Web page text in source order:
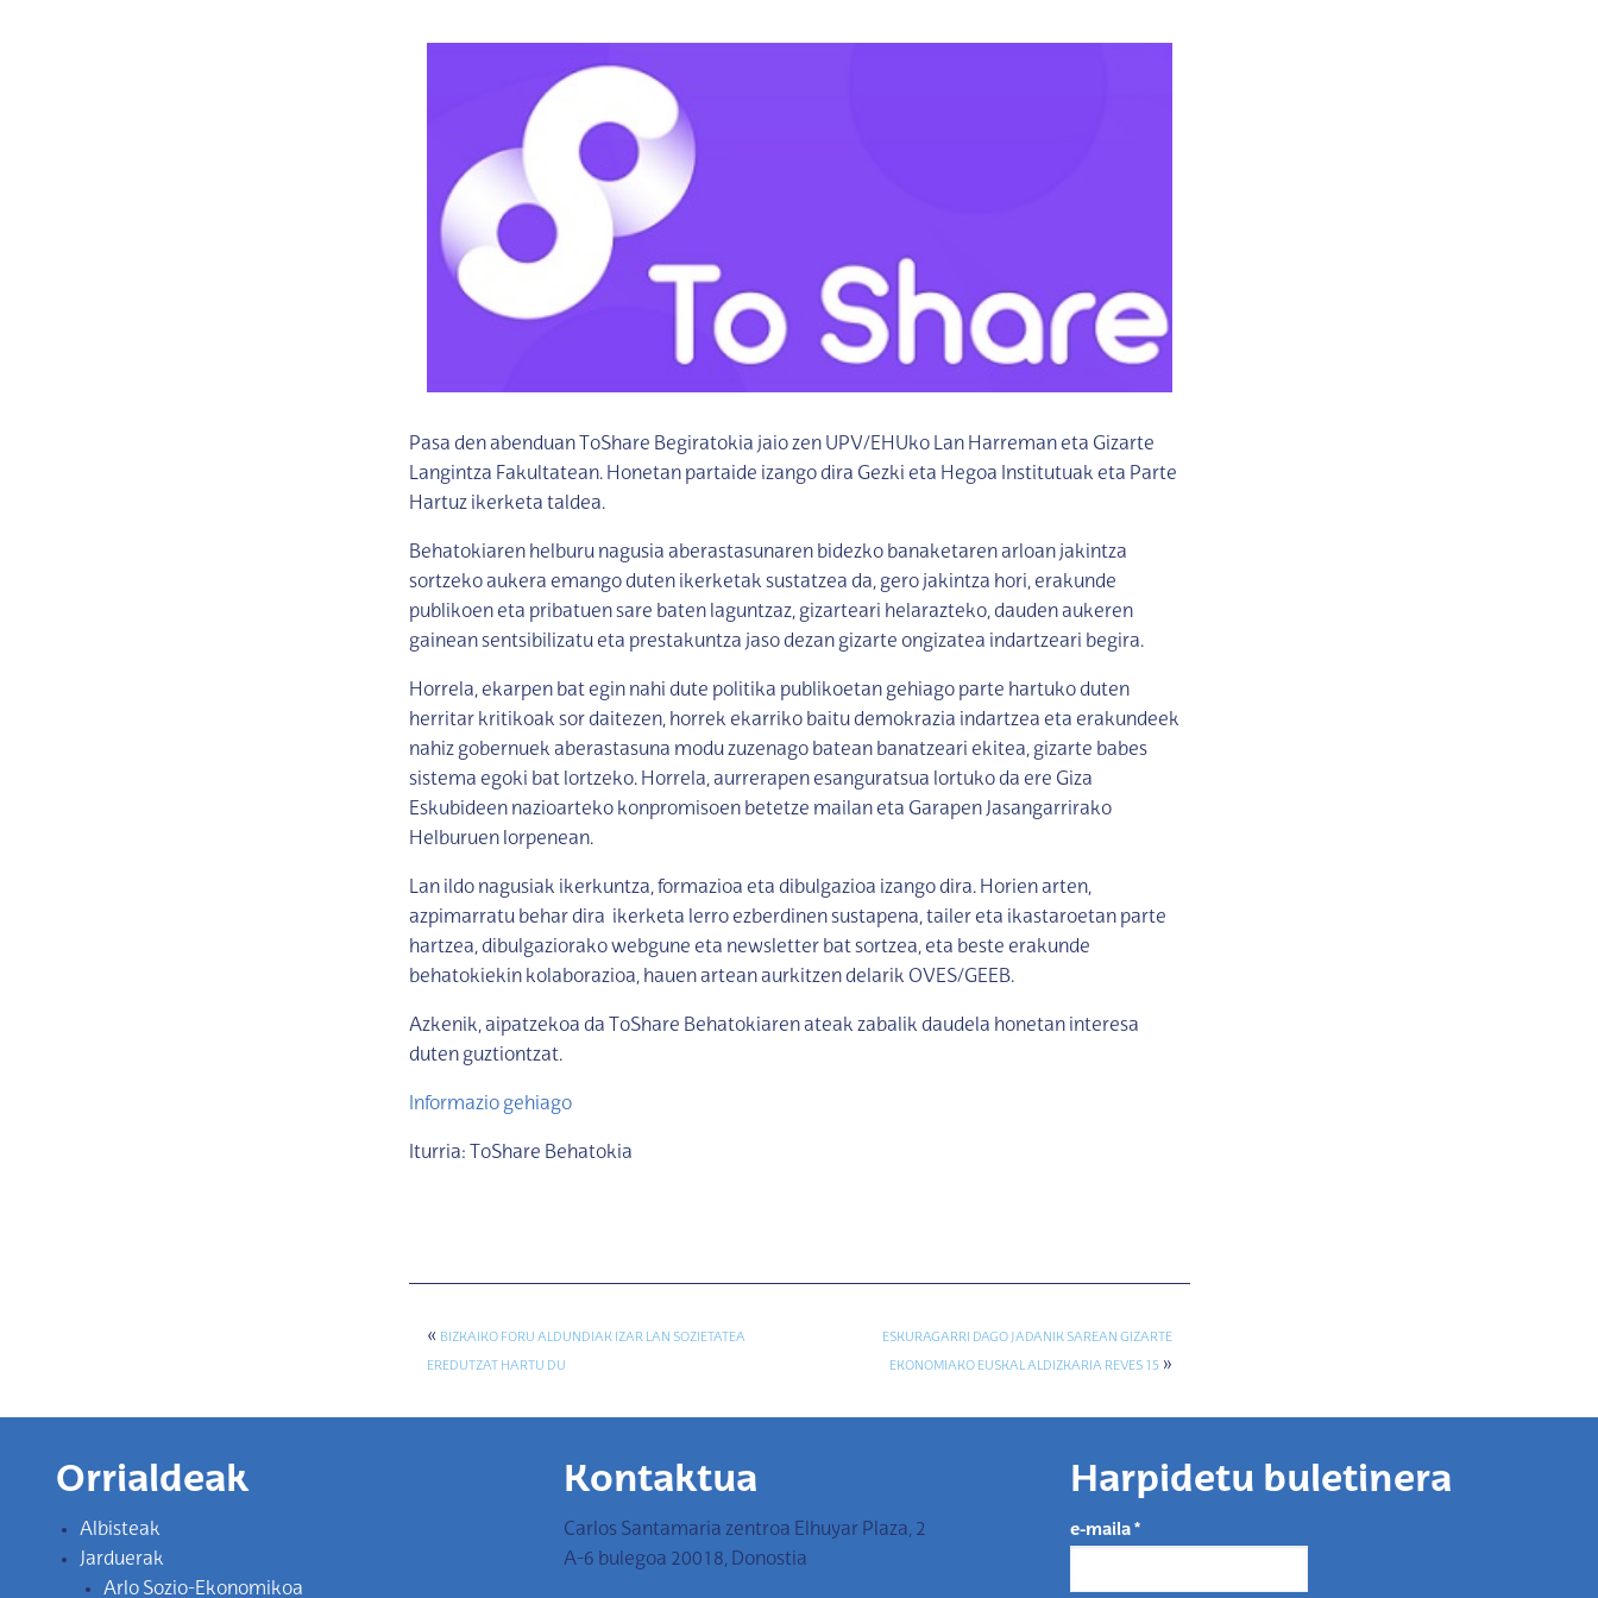
Pasa den abenduan ToShare Begiratokia jaio zen UPV/EHUko Lan Harreman eta Gizarte
Langintza Fakultatean. Honetan partaide izango dira Gezki eta Hegoa Institutuak eta Parte
Hartuz ikerketa taldea.
Behatokiaren helburu nagusia aberastasunaren bidezko banaketaren arloan jakintza
sortzeko aukera emango duten ikerketak sustatzea da, gero jakintza hori, erakunde
publikoen eta pribatuen sare baten laguntzaz, gizarteari helarazteko, dauden aukeren
gainean sentsibilizatu eta prestakuntza jaso dezan gizarte ongizatea indartzeari begira.
Horrela, ekarpen bat egin nahi dute politika publikoetan gehiago parte hartuko duten
herritar kritikoak sor daitezen, horrek ekarriko baitu demokrazia indartzea eta erakundeek
nahiz gobernuek aberastasuna modu zuzenago batean banatzeari ekitea, gizarte babes
sistema egoki bat lortzeko. Horrela, aurrerapen esanguratsua lortuko da ere Giza
Eskubideen nazioarteko konpromisoen betetze mailan eta Garapen Jasangarrirako
Helburuen lorpenean.
Lan ildo nagusiak ikerkuntza, formazioa eta dibulgazioa izango dira. Horien arten,
azpimarratu behar dira ikerketa lerro ezberdinen sustapena, tailer eta ikastaroetan parte
hartzea, dibulgaziorako webgune eta newsletter bat sortzea, eta beste erakunde
behatokiekin kolaborazioa, hauen artean aurkitzen delarik OVES/GEEB.
Azkenik, aipatzekoa da ToShare Behatokiaren ateak zabalik daudela honetan interesa
duten guztiontzat.
Informazio gehiago
Iturria: ToShare Behatokia
« BIZKAIKO FORU ALDUNDIAK IZAR LAN SOZIETATEA
EREDUTZAT HARTU DU
ESKURAGARRI DAGO JADANIK SAREAN GIZARTE
EKONOMIAKO EUSKAL ALDIZKARIA REVES 15 »
Orrialdeak
Albisteak
Jarduerak
Arlo Sozio-Ekonomikoa
Kontaktua
Carlos Santamaria zentroa Elhuyar Plaza, 2
A-6 bulegoa 20018, Donostia
Harpidetu buletinera
e-maila*